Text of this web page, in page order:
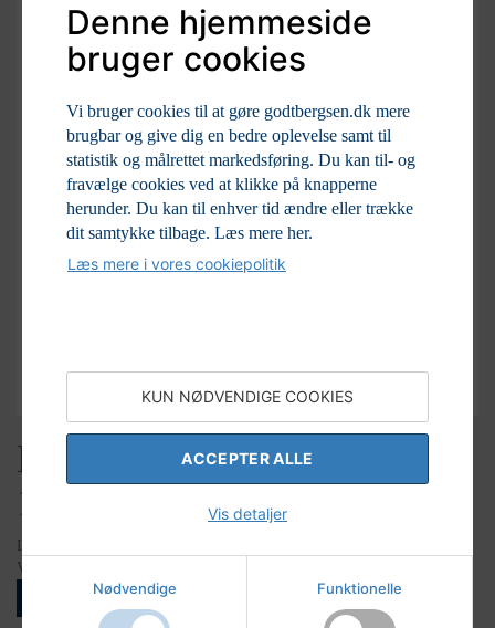
Denne hjemmeside
bruger cookies
Vi bruger cookies til at gøre godtbergsen.dk mere
brugbar og give dig en bedre oplevelse samt til
statistik og målrettet markedsføring. Du kan til- og
fravælge cookies ved at klikke på knapperne
herunder. Du kan til enhver tid ændre eller trække
dit samtykke tilbage. Læs mere her.
Læs mere i vores cookiepolitik
KUN NØDVENDIGE COOKIES
ACCEPTER ALLE
Vis detaljer
Nødvendige Funktionelle
Bernard & Bianca Figurine,
11 cm Q4
Varenr:
LOGIN FOR AT SE PRISER